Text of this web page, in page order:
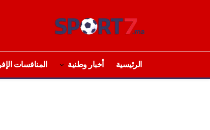
الرئيسية أخبار وطنية المنافسات